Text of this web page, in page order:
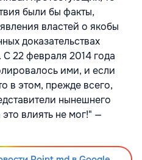
были бы факты,
властей о якобы
доказательствах
22 февраля 2014 года
ими, и если
в этом, прежде всего,
нынешнего
влиять не мог!" —